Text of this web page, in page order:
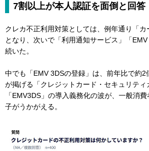
7割以上が本人認証を面倒と回答
クレカ不正利用対策としては、例年通り「
となり、次いで「利用通知サービス」「
続いた。
中でも「EMV 3DSの登録」は、前年比で約2
が掲げる「クレジットカード・セキュリテ
「EMV3DS」の導入義務化の波が、一般消
子がうかがえる。